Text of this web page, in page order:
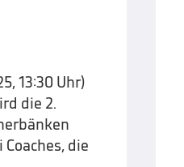
13:30 Uhr)
die 2.
die